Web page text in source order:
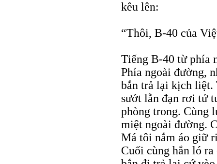
kêu lên:
“Thôi, B-40 của
Tiếng B-40 từ phía
Phía ngoài đường,
bắn trả lại kịch liệt.
sướt lằn đạn rơi tứ
phòng trong. Cùng
miệt ngoài đường.
Má tôi nắm áo giữ
Cuối cùng hắn ló